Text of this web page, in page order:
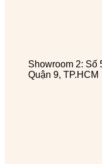
Showroom 2: Số
Quận 9, TP.HCM